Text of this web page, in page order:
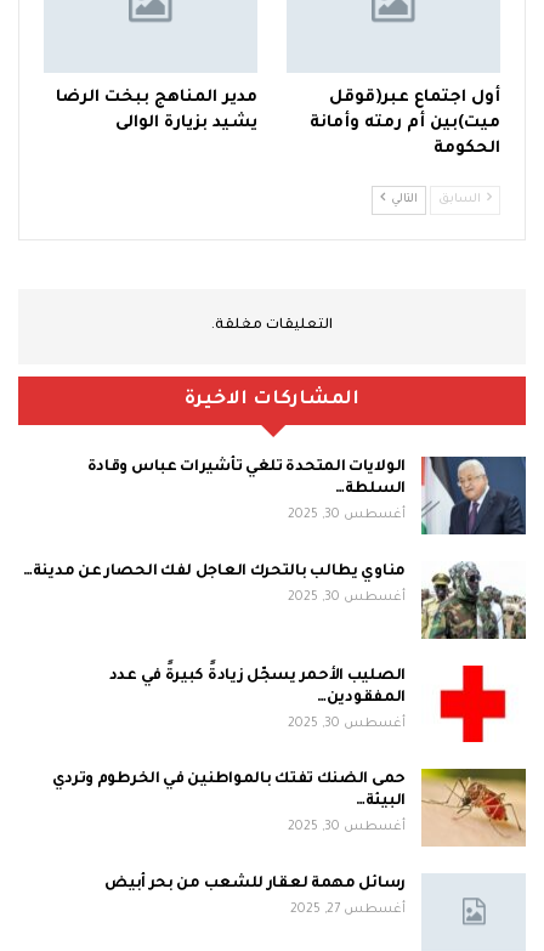
أول اجتماع عبر(قوقل
ميت)بين أم رمته وأمانة
الحكومة
مدير المناهج ببخت الرضا
يشيد بزيارة الوالى
السابق التالي
التعليقات مغلقة.
المشاركات الاخيرة
الولايات المتحدة تلغي تأشيرات عباس وقادة
السلطة…
أغسطس 30, 2025
مناوي يطالب بالتحرك العاجل لفك الحصار عن مدينة…
أغسطس 30, 2025
الصليب الأحمر يسجّل زيادةً كبيرةً في عدد
المفقودين…
أغسطس 30, 2025
حمى الضنك تفتك بالمواطنين في الخرطوم وتردي
البيئة…
أغسطس 30, 2025
رسائل مهمة لعقار للشعب من بحر أبيض
أغسطس 27, 2025